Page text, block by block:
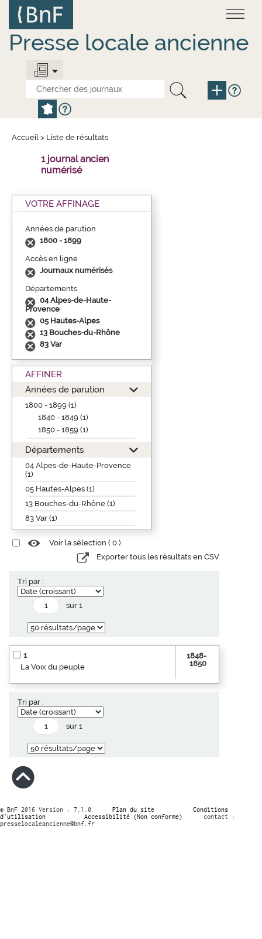
contenu
principal
Presse locale ancienne
Accueil > Liste de résultats
1 journal ancien
numérisé
VOTRE AFFINAGE
Années de parution
1800 - 1899
Accès en ligne
Journaux numérisés
Départements
04 Alpes-de-Haute-
Provence
05 Hautes-Alpes
13 Bouches-du-Rhône
83 Var
AFFINER
Années de parution
1800 - 1899 (1)
1840 - 1849 (1)
1850 - 1859 (1)
Départements
04 Alpes-de-Haute-Provence
(1)
05 Hautes-Alpes (1)
13 Bouches-du-Rhône (1)
83 Var (1)
Voir la sélection ( 0 )
Exporter tous les résultats en CSV
Tri par :
sur 1
1
La Voix du peuple
1848-
1850
Tri par :
sur 1
© BnF 2016 Version : 7.1.0 Plan du site
Conditions
d’utilisation
Accessibilité (Non conforme)
contact :
presselocaleancienne@bnf.fr
Panneau de gestion des cookies